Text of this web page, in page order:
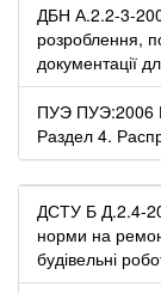
ДБН А.2.2-3-
розроблення,
документації
ПУЭ ПУЭ:2006
Раздел 4.
ДСТУ Б Д.2.4-
норми на
будівельні